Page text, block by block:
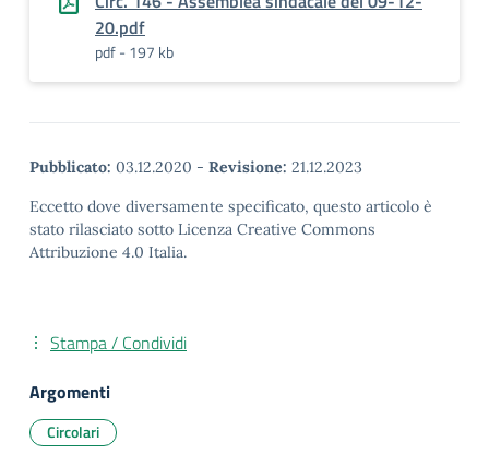
20.pdf
pdf - 197 kb
Pubblicato: 03.12.2020 - Revisione: 21.12.2023
Eccetto dove diversamente specificato, questo articolo è
stato rilasciato sotto Licenza Creative Commons
Attribuzione 4.0 Italia.
Stampa / Condividi
Argomenti
Circolari